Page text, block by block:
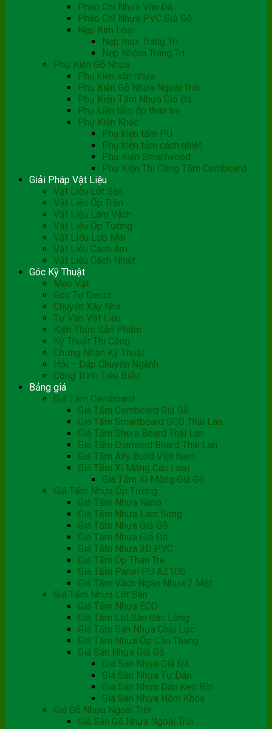
Phào Chỉ Nhựa Vân Đá
Phào Chỉ Nhựa PVC Giả Gỗ
Nẹp Kim Loại
Nẹp Inox Trang Trí
Nẹp Nhôm Trang Trí
Phụ Kiện Gỗ Nhựa
Phụ kiện sàn nhựa
Phụ Kiện Gỗ Nhựa Ngoài Trời
Phụ Kiện Tấm Nhựa Giả Đá
Phụ kiện tấm ốp than tre
Phụ Kiện Khác
Phụ kiện tấm PU
Phụ kiện tấm cách nhiệt
Phụ Kiện Smartwood
Phụ Kiện Thi Công Tấm Cemboard
Giải Pháp Vật Liệu
Vật Liệu Lót Sàn
Vật Liệu Ốp Trần
Vật Liệu Làm Vách
Vật Liệu Ốp Tường
Vật LIệu Lợp Mái
Vật Liệu Cách Âm
Vật Liệu Cách Nhiệt
Góc Kỹ Thuật
Mẹo Vặt
Góc Tự Decor
Chuyện Xây Nhà
Tư Vấn Vật Liệu
Kiến Thức Sản Phẩm
Kỹ Thuật Thi Công
Chứng Nhận Kỹ Thuật
Hỏi – Đáp Chuyên Ngành
Công Trình Tiêu Biểu
Bảng giá
Giá Tấm Cemboard
Giá Tấm Cemboard Giả Gỗ
Giá Tấm Smartboard SCG Thái Lan
Giá Tấm Shera Board Thái Lan
Giá Tấm Diamond Board Thái Lan
Giá Tấm Ally Build Việt Nam
Giá Tấm Xi Măng Các Loại
Giá Tấm Xi Măng Giả Gỗ
Giá Tấm Nhựa Ốp Tường
Giá Tấm Nhựa Nano
Giá Tấm Nhựa Lam Sóng
Giá Tấm Nhựa Giả Gỗ
Giá Tấm Nhựa Giả Đá
Giá Tấm Nhựa 3D PVC
Giá Tấm Ốp Than Tre
Giá Tấm Panel PU AZ100
Giá Tấm Vách Ngăn Nhựa 2 Mặt
Giá Tấm Nhựa Lót Sàn
Giá Tấm Nhựa ECO
Giá Tấm Lót Sàn Gác Lửng
Giá Tấm Sàn Nhựa Chịu Lực
Giá Tấm Nhựa Ốp Cầu Thang
Giá Sàn Nhựa Giả Gỗ
Giá Sàn Nhựa Giả Đá
Giá Sàn Nhựa Tự Dán
Giá Sàn Nhựa Dán Keo Rời
Giá Sàn Nhựa Hèm Khóa
Giá Gỗ Nhựa Ngoài Trời
Giá Sàn Gỗ Nhựa Ngoài Trời